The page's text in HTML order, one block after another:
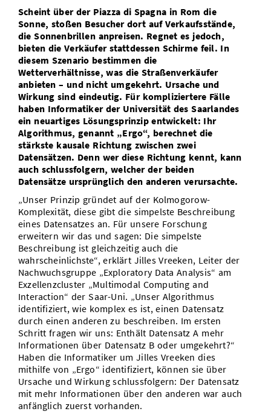
Vom Studium in den Beruf
Study Scheduler
Bibliothek
Open Science/Open Access
Start-ups
IT-Themenabend
Ranking
Zahlen & Fakten
Preise, Auszeichnungen und Förderungen
Kontakt
SIC Merchandise
SIC Podcast
Anfahrt
AnsprechpartnerInnen, Personen, Forschungsgruppen
Termine, Vorträge und Veranstaltungen
Alumni
Scheint über der Piazza di Spagna in Rom die
Sonne, stoßen Besucher dort auf Verkaufsstände,
die Sonnenbrillen anpreisen. Regnet es jedoch,
bieten die Verkäufer stattdessen Schirme feil. In
diesem Szenario bestimmen die
Wetterverhältnisse, was die Straßenverkäufer
anbieten – und nicht umgekehrt. Ursache und
Wirkung sind eindeutig. Für kompliziertere Fälle
haben Informatiker der Universität des Saarlandes
ein neuartiges Lösungsprinzip entwickelt: Ihr
Algorithmus, genannt „Ergo“, berechnet die
stärkste kausale Richtung zwischen zwei
Datensätzen. Denn wer diese Richtung kennt, kann
auch schlussfolgern, welcher der beiden
Datensätze ursprünglich den anderen verursachte.
„Unser Prinzip gründet auf der Kolmogorow-
Komplexität, diese gibt die simpelste Beschreibung
eines Datensatzes an. Für unsere Forschung
erweitern wir das und sagen: Die simpelste
Beschreibung ist gleichzeitig auch die
wahrscheinlichste“, erklärt Jilles Vreeken, Leiter der
Nachwuchsgruppe „Exploratory Data Analysis“ am
Exzellenzcluster „Multimodal Computing and
Interaction“ der Saar-Uni. „Unser Algorithmus
identifiziert, wie komplex es ist, einen Datensatz
durch einen anderen zu beschreiben. Im ersten
Schritt fragen wir uns: Enthält Datensatz A mehr
Informationen über Datensatz B oder umgekehrt?“
Haben die Informatiker um Jilles Vreeken dies
mithilfe von „Ergo“ identifiziert, können sie über
Ursache und Wirkung schlussfolgern: Der Datensatz
mit mehr Informationen über den anderen war auch
anfänglich zuerst vorhanden.